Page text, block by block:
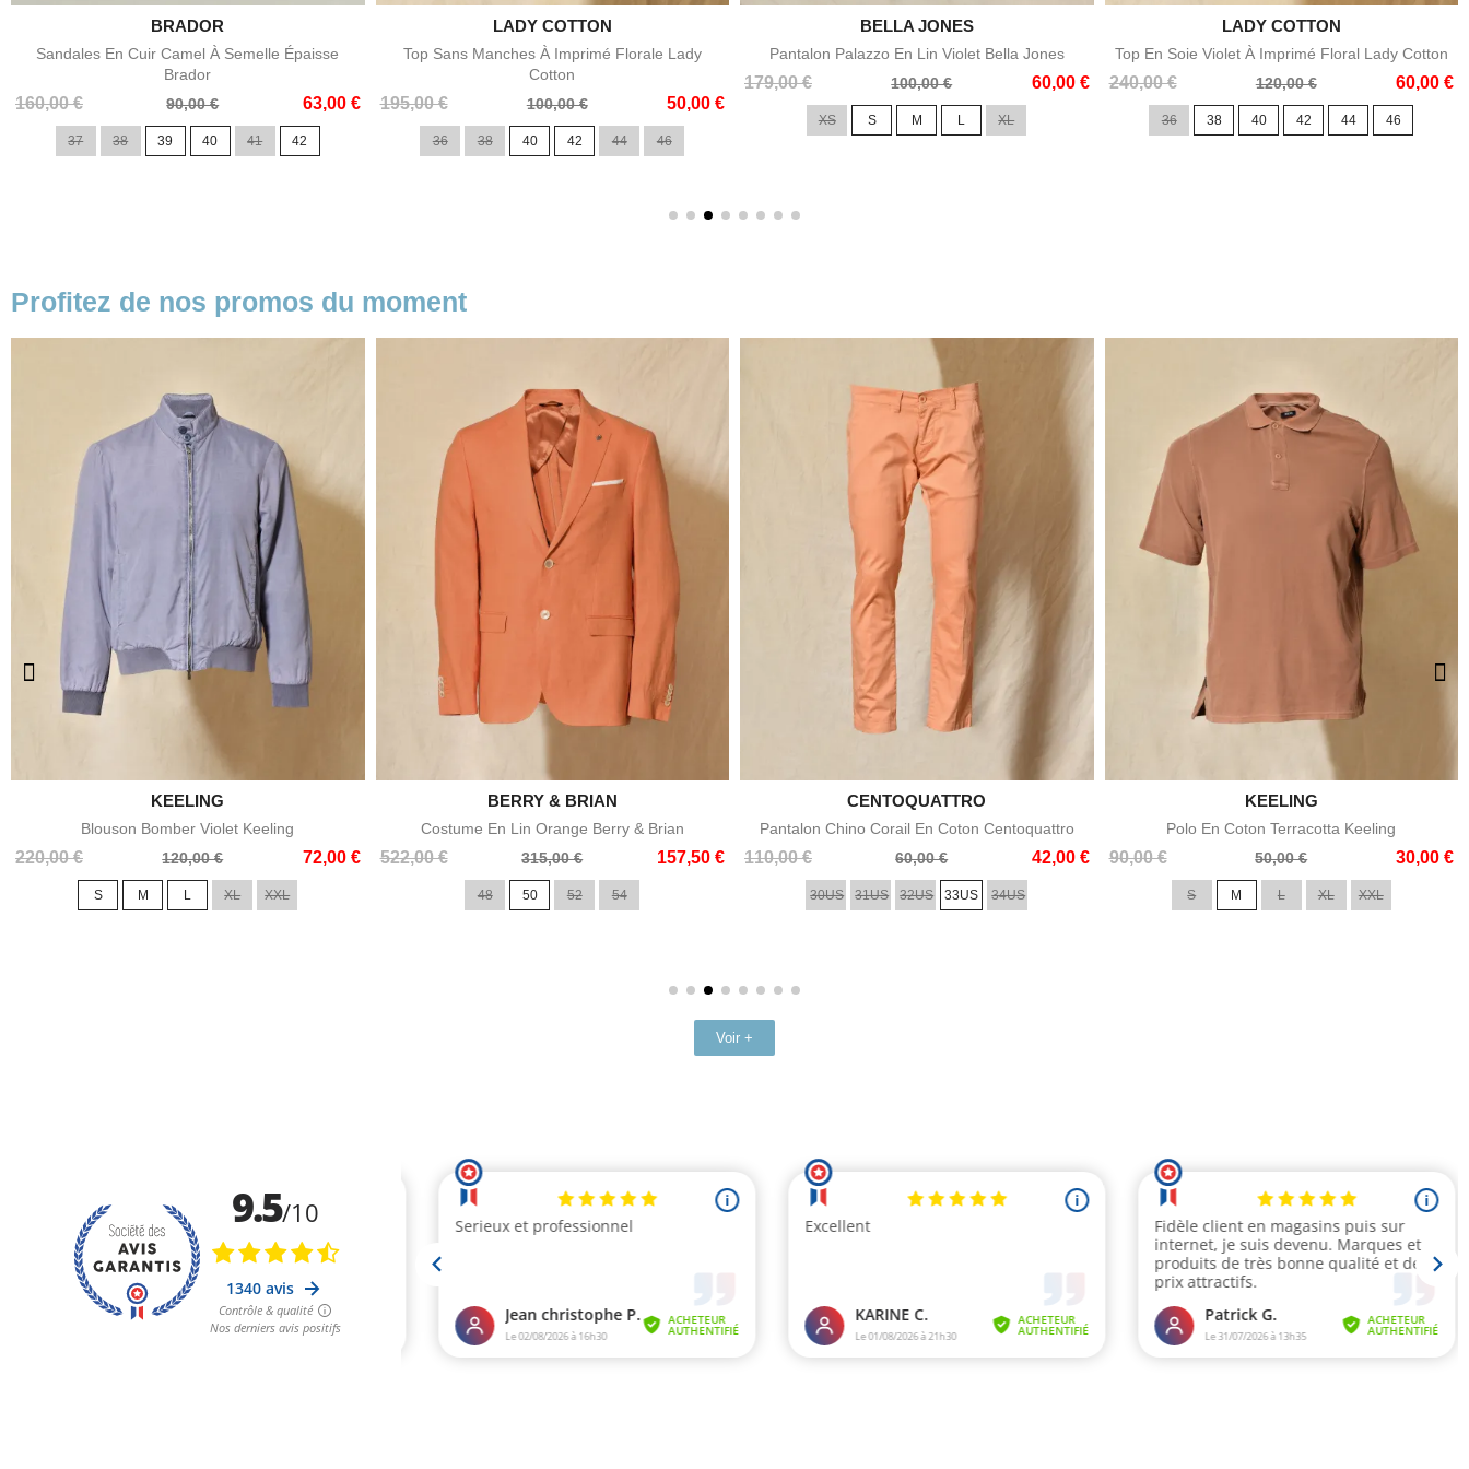
Aperçu rapide
BRADOR
Sandales En Cuir Camel À Semelle Épaisse
Brador
160,00 €
Prix
90,00 € 63,00 €
Prix
37 38 39 40 41 42
Aperçu rapide
LADY COTTON
Top Sans Manches À Imprimé Florale Lady
Cotton
195,00 €
Prix
100,00 € 50,00 €
Prix
36 38 40 42 44 46
Aperçu rapide
BELLA JONES
Pantalon Palazzo En Lin Violet Bella Jones
179,00 €
Prix
100,00 € 60,00 €
Prix
XS S M L XL
Aperçu rapide
LADY COTTON
Top En Soie Violet À Imprimé Floral Lady Cotton
240,00 €
Prix
120,00 € 60,00 €
Prix
36 38 40 42 44 46
Profitez de nos promos du moment
Aperçu rapide
KEELING
Blouson Bomber Violet Keeling
220,00 €
Prix
120,00 € 72,00 €
Prix
S M L XL XXL
Aperçu rapide
BERRY & BRIAN
Costume En Lin Orange Berry & Brian
522,00 €
Prix
315,00 € 157,50 €
Prix
48 50 52 54
Aperçu rapide
CENTOQUATTRO
Pantalon Chino Corail En Coton Centoquattro
110,00 €
Prix
60,00 € 42,00 €
Prix
30US 31US 32US 33US 34US
Aperçu rapide
KEELING
Polo En Coton Terracotta Keeling
90,00 €
Prix
50,00 € 30,00 €
Prix
S M L XL XXL
Voir +